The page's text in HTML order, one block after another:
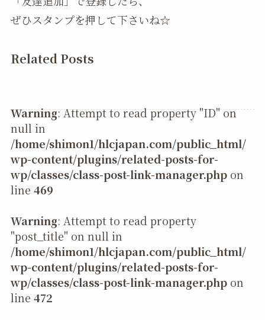
ぜひスタンプを押して下さいね☆
Related Posts
Warning: Attempt to read property "ID" on
null in
/home/shimon1/hlcjapan.com/public_html/
wp-content/plugins/related-posts-for-
wp/classes/class-post-link-manager.phpon
line 469
Warning: Attempt to read property
"post_title" on null in
/home/shimon1/hlcjapan.com/public_html/
wp-content/plugins/related-posts-for-
wp/classes/class-post-link-manager.phpon
line 472